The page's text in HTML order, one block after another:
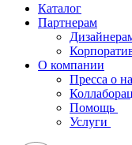
Каталог
Партнерам
О компании
Пресса о
Помощь
Услуги